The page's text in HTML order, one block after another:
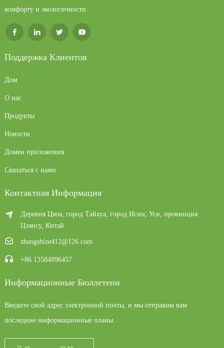
комфорту и экологичности.
Поддержка Клиентов
Дом
О нас
Продукты
Новости
Домен приложения
Связаться с нами
Контактная Информация
Деревня Цяоя, город Тайхуа, город Исин, ​​Уси, провинция
Цзянсу, Китай
zhengshize412@126.com
+86 13584896457
Информационные Бюллетени
Введите свой адрес электронной почты, и мы отправим вам
последние информационные планы.